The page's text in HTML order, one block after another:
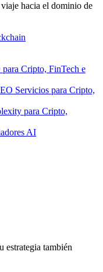
hacia el dominio de
Cripto, FinTech e
Servicios para Cripto,
para Cripto,
AI
estrategia también